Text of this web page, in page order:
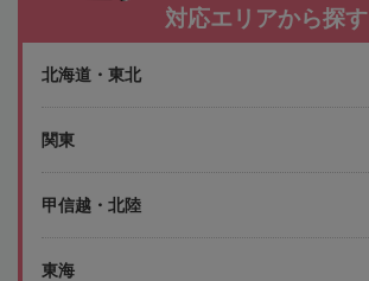
対応エリアから探す
北海道・東北
関東
甲信越・北陸
東海